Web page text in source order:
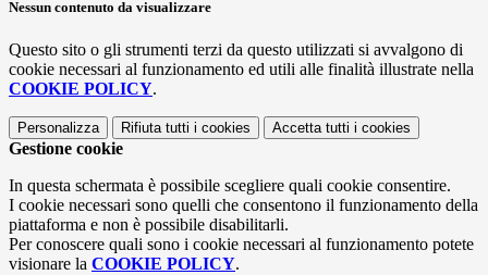
Nessun contenuto da visualizzare
Questo sito o gli strumenti terzi da questo utilizzati si avvalgono di
cookie necessari al funzionamento ed utili alle finalità illustrate nella
COOKIE POLICY.
Personalizza Rifiuta tutti i cookies Accetta tutti i cookies
Gestione cookie
In questa schermata è possibile scegliere quali cookie consentire.
I cookie necessari sono quelli che consentono il funzionamento della
piattaforma e non è possibile disabilitarli.
Per conoscere quali sono i cookie necessari al funzionamento potete
visionare la COOKIE POLICY.